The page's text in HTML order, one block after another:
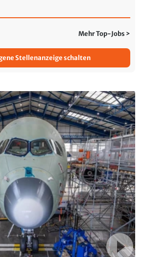
Mehr Top-Jobs >
Stellenanzeige schalten